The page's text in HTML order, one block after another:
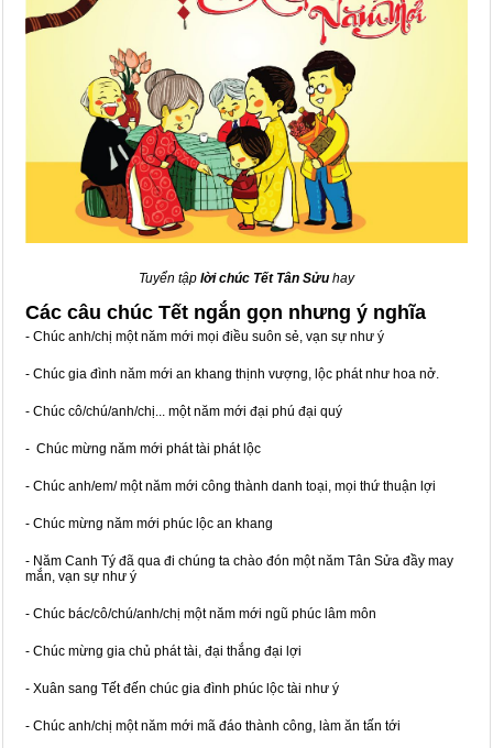
Tuyển tập lời chúc Tết Tân Sửu hay
Các câu chúc Tết ngắn gọn nhưng ý nghĩa
- Chúc anh/chị một năm mới mọi điều suôn sẻ, vạn sự như ý
- Chúc gia đình năm mới an khang thịnh vượng, lộc phát như hoa nở.
- Chúc cô/chú/anh/chị... một năm mới đại phú đại quý
- Chúc mừng năm mới phát tài phát lộc
- Chúc anh/em/ một năm mới công thành danh toại, mọi thứ thuận lợi
- Chúc mừng năm mới phúc lộc an khang
- Năm Canh Tý đã qua đi chúng ta chào đón một năm Tân Sửa đầy may
mắn, vạn sự như ý
- Chúc bác/cô/chú/anh/chị một năm mới ngũ phúc lâm môn
- Chúc mừng gia chủ phát tài, đại thắng đại lợi
- Xuân sang Tết đến chúc gia đình phúc lộc tài như ý
- Chúc anh/chị một năm mới mã đáo thành công, làm ăn tấn tới